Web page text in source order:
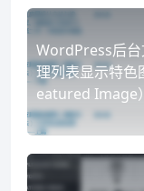
WordPress后台
理列表显示特色
eatured Image）